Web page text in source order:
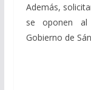
Además,
se oponen
Gobierno de